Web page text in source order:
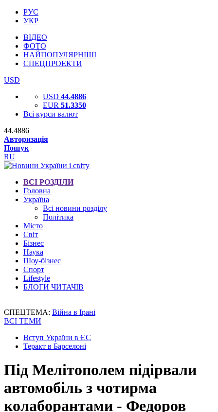
РУС
УКР
ВІДЕО
ФОТО
НАЙПОПУЛЯРНІШІ
СПЕЦПРОЕКТИ
USD
USD 44.4886
EUR 51.3350
Всі курси валют
44.4886
Авторизація
Пошук
RU
ВСІ РОЗДІЛИ
Головна
Україна
Всі новини розділу
Політика
Місто
Світ
Бізнес
Наука
Шоу-бізнес
Спорт
Lifestyle
БЛОГИ ЧИТАЧІВ
СПЕЦТЕМА: Війна в Ірані
ВСІ ТЕМИ
Вступ України в ЄС
Теракт в Барселоні
Під Мелітополем підірвали
автомобіль з чотирма
колаборантами - Федоров